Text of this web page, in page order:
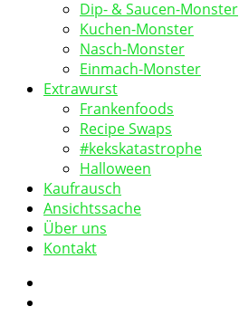
Dip- & Saucen-Monster
Kuchen-Monster
Nasch-Monster
Einmach-Monster
Extrawurst
Frankenfoods
Recipe Swaps
#kekskatastrophe
Halloween
Kaufrausch
Ansichtssache
Über uns
Kontakt